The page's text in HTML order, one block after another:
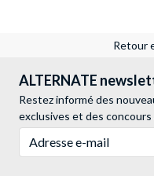
Retour
ALTERNATE
Restez informé des
exclusives et des concours